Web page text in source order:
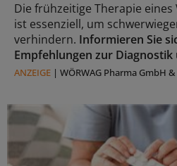
Die frühzeitige Therapie eines
ist essenziell, um
verhindern. Informieren Sie
Empfehlungen zur Diagnostik
ANZEIGE | WÖRWAG Pharma GmbH &